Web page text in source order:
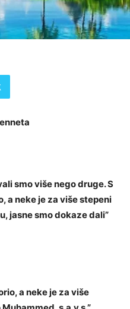
smo više nego druge. S
a neke je za više stepeni
jasne smo dokaze dali”
a neke je za više